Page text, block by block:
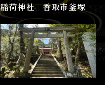
稲荷神社│香取市釜塚